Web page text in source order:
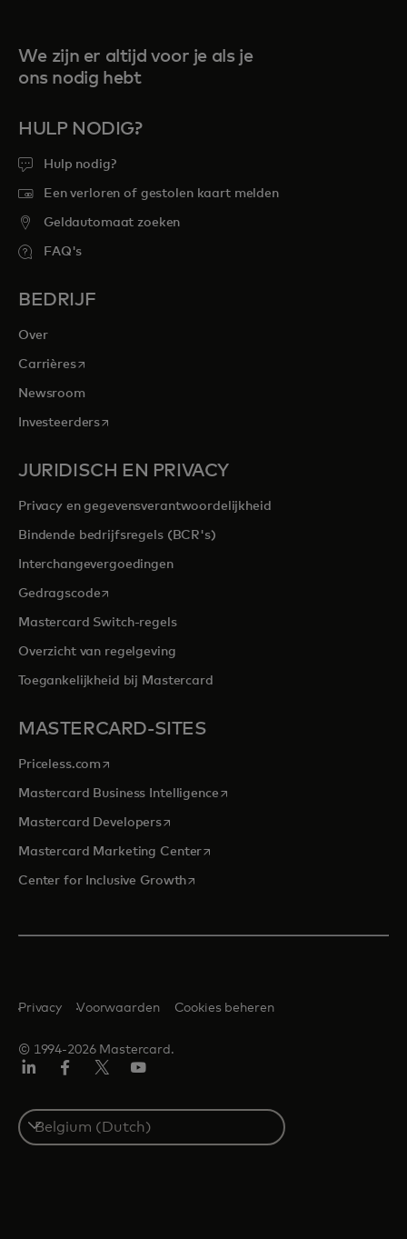
We zijn er altijd voor je als je
ons nodig hebt
HULP NODIG?
Hulp nodig?
Een verloren of gestolen kaart melden
Geldautomaat zoeken
FAQ's
BEDRIJF
Over
Carrièresopens in a new tab
Newsroom
Investeerdersopens in a new tab
JURIDISCH EN PRIVACY
Privacy en gegevensverantwoordelijkheid
Bindende bedrijfsregels (BCR's)
Interchangevergoedingen
Gedragscodeopens in a new tab
Mastercard Switch-regels
Overzicht van regelgeving
Toegankelijkheid bij Mastercard
MASTERCARD-SITES
Priceless.com opens in a new tab
Mastercard Business Intelligenceopens in a new tab
Mastercard Developersopens in a new tab
Mastercard Marketing Centeropens in a new tab
Center for Inclusive Growthopens in a new tab
© 1994-2026 Mastercard.
Privacy Voorwaarden Cookies beheren
Select
a
country